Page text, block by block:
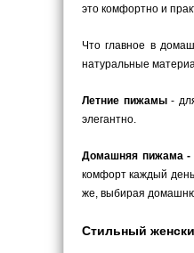
это комфортно и
Что главное в
натуральные
Летние пижамы-
элегантно.
Домашняя пижама -
комфорт каждый
же, выбирая
Стильный